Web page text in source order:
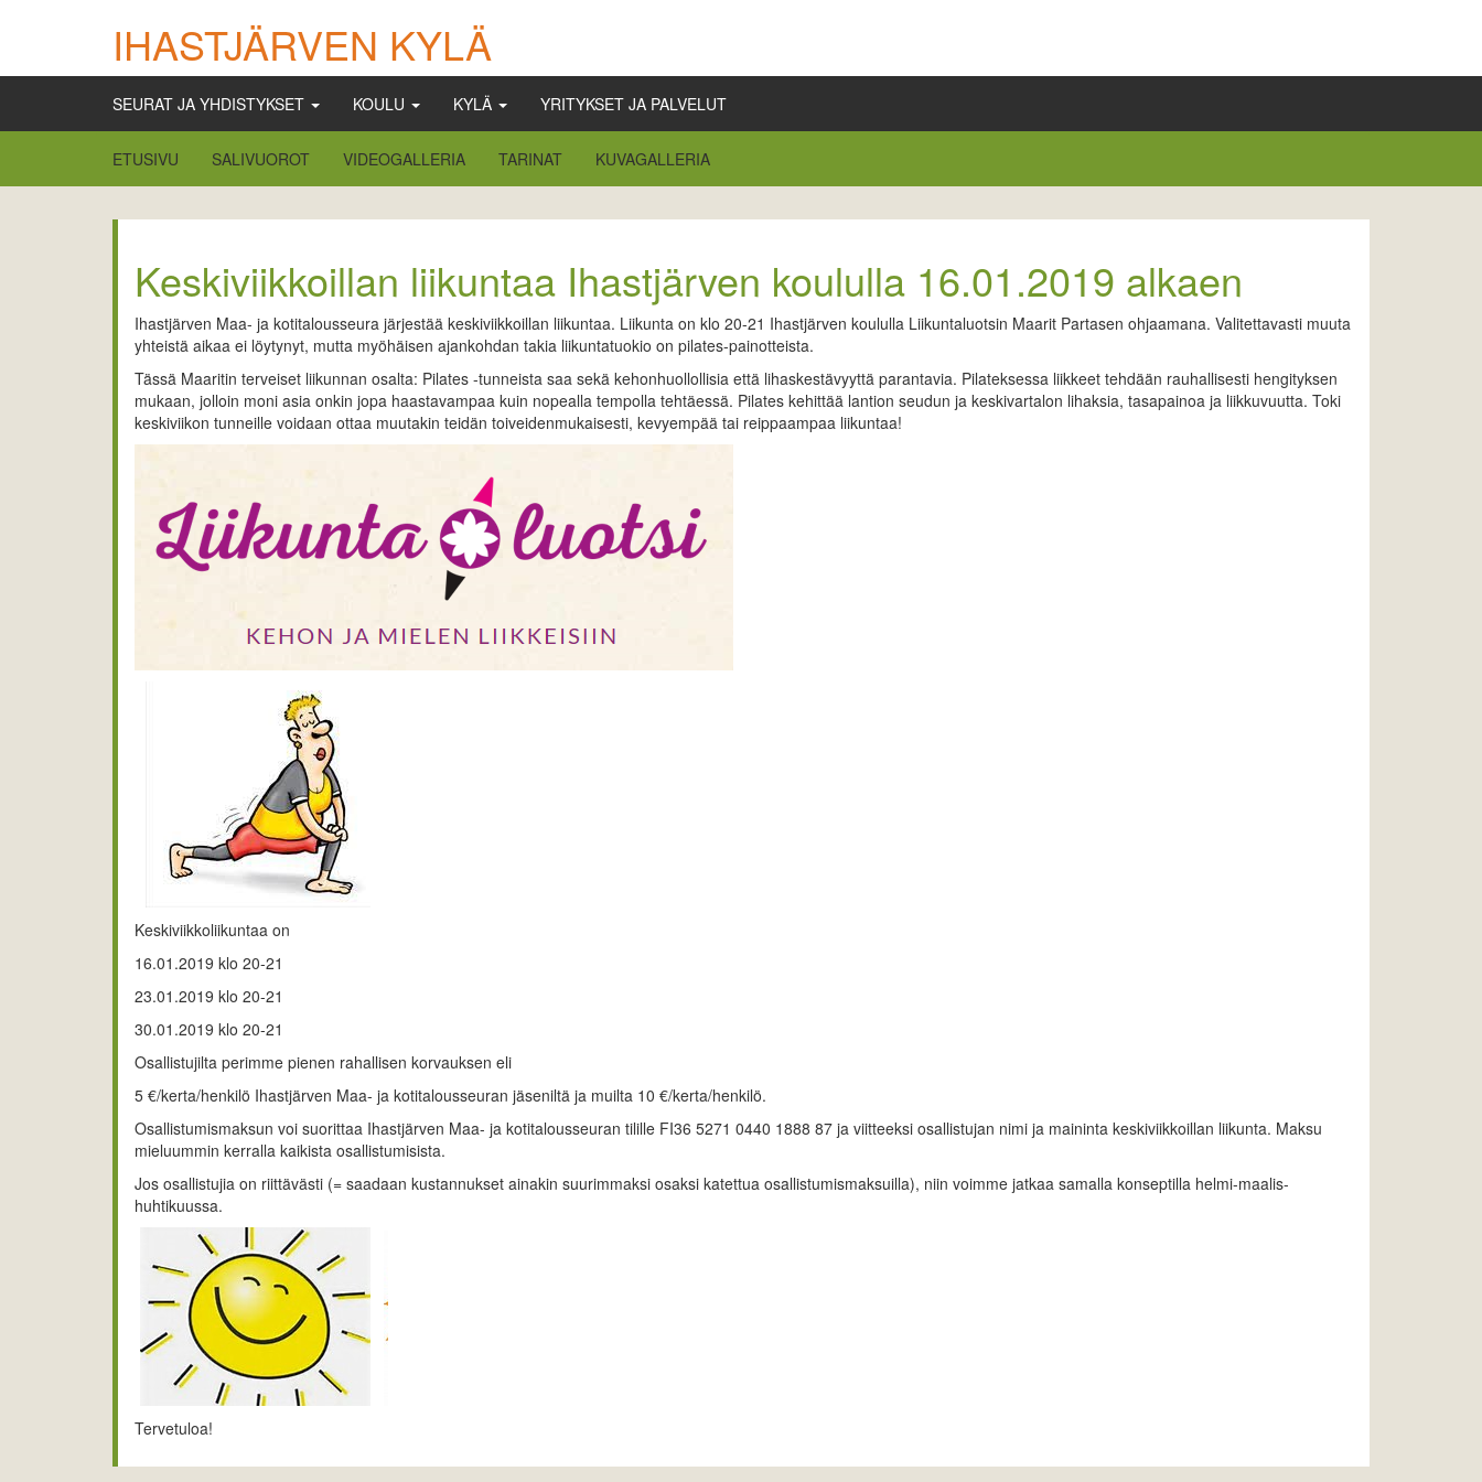
IHASTJÄRVEN KYLÄ
SEURAT JA YHDISTYKSET KOULU KYLÄ YRITYKSET JA PALVELUT
ETUSIVU SALIVUOROT VIDEOGALLERIA TARINAT KUVAGALLERIA
Keskiviikkoillan liikuntaa Ihastjärven koululla 16.01.2019 alkaen
Ihastjärven Maa- ja kotitalousseura järjestää keskiviikkoillan liikuntaa. Liikunta on klo 20-21 Ihastjärven koululla Liikuntaluotsin Maarit Partasen ohjaamana. Valitettavasti muuta
yhteistä aikaa ei löytynyt, mutta myöhäisen ajankohdan takia liikuntatuokio on pilates-painotteista.
Tässä Maaritin terveiset liikunnan osalta: Pilates -tunneista saa sekä kehonhuollollisia että lihaskestävyyttä parantavia. Pilateksessa liikkeet tehdään rauhallisesti hengityksen
mukaan, jolloin moni asia onkin jopa haastavampaa kuin nopealla tempolla tehtäessä. Pilates kehittää lantion seudun ja keskivartalon lihaksia, tasapainoa ja liikkuvuutta. Toki
keskiviikon tunneille voidaan ottaa muutakin teidän toiveidenmukaisesti, kevyempää tai reippaampaa liikuntaa!
Keskiviikkoliikuntaa on
16.01.2019 klo 20-21
23.01.2019 klo 20-21
30.01.2019 klo 20-21
Osallistujilta perimme pienen rahallisen korvauksen eli
5 €/kerta/henkilö Ihastjärven Maa- ja kotitalousseuran jäseniltä ja muilta 10 €/kerta/henkilö.
Osallistumismaksun voi suorittaa Ihastjärven Maa- ja kotitalousseuran tilille FI36 5271 0440 1888 87 ja viitteeksi osallistujan nimi ja maininta keskiviikkoillan liikunta. Maksu
mieluummin kerralla kaikista osallistumisista.
Jos osallistujia on riittävästi (= saadaan kustannukset ainakin suurimmaksi osaksi katettua osallistumismaksuilla), niin voimme jatkaa samalla konseptilla helmi-maalis-
huhtikuussa.
Tervetuloa!